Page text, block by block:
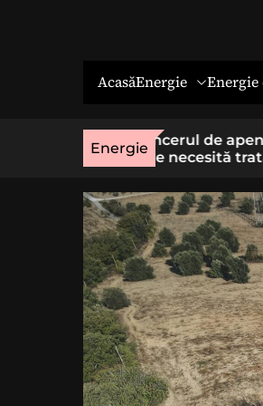
AcasăEnergie Energie
Energie
afecțiune rară
Economia
cei care vor